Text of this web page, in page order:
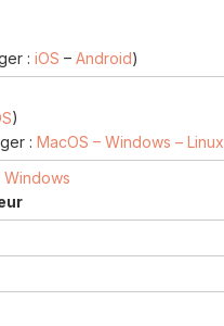
: iOS – Android)
)
: MacOS – Windows – Linux
Windows